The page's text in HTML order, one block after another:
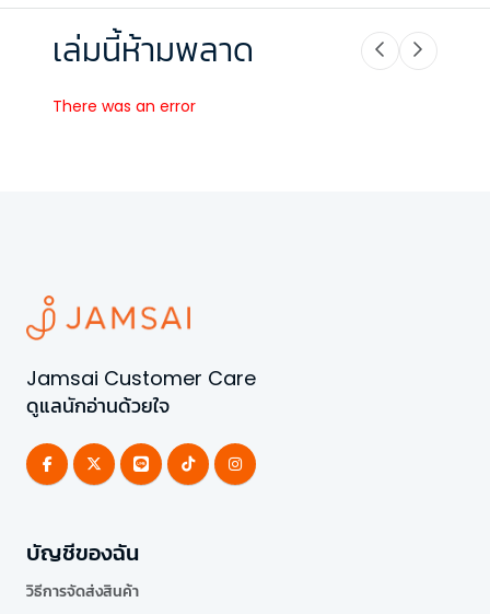
เล่มนี้ห้ามพลาด
There was an error
Jamsai Customer Care
ดูแลนักอ่านด้วยใจ
บัญชีของฉัน
วิธีการจัดส่งสินค้า